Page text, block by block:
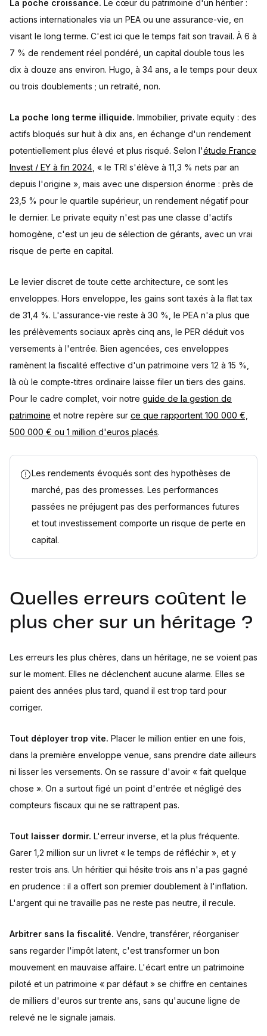
La poche croissance. Le cœur du patrimoine d'un héritier :
actions internationales via un PEA ou une assurance-vie, en
visant le long terme. C'est ici que le temps fait son travail. À 6 à
7 % de rendement réel pondéré, un capital double tous les
dix à douze ans environ. Hugo, à 34 ans, a le temps pour deux
ou trois doublements ; un retraité, non.
La poche long terme illiquide. Immobilier, private equity : des
actifs bloqués sur huit à dix ans, en échange d'un rendement
potentiellement plus élevé et plus risqué. Selon l'étude France
Invest / EY à fin 2024 , « le TRI s'élève à 11,3 % nets par an
depuis l'origine », mais avec une dispersion énorme : près de
23,5 % pour le quartile supérieur, un rendement négatif pour
le dernier. Le private equity n'est pas une classe d'actifs
homogène, c'est un jeu de sélection de gérants, avec un vrai
risque de perte en capital.
Le levier discret de toute cette architecture, ce sont les
enveloppes. Hors enveloppe, les gains sont taxés à la flat tax
de 31,4 %. L'assurance-vie reste à 30 %, le PEA n'a plus que
les prélèvements sociaux après cinq ans, le PER déduit vos
versements à l'entrée. Bien agencées, ces enveloppes
ramènent la fiscalité effective d'un patrimoine vers 12 à 15 %,
là où le compte-titres ordinaire laisse filer un tiers des gains.
Pour le cadre complet, voir notre guide de la gestion de
patrimoine et notre repère sur ce que rapportent 100 000 €,
500 000 € ou 1 million d'euros placés.
Les rendements évoqués sont des hypothèses de
marché, pas des promesses. Les performances
passées ne préjugent pas des performances futures
et tout investissement comporte un risque de perte en
capital.
Quelles erreurs coûtent le
plus cher sur un héritage ?
Les erreurs les plus chères, dans un héritage, ne se voient pas
sur le moment. Elles ne déclenchent aucune alarme. Elles se
paient des années plus tard, quand il est trop tard pour
corriger.
Tout déployer trop vite. Placer le million entier en une fois,
dans la première enveloppe venue, sans prendre date ailleurs
ni lisser les versements. On se rassure d'avoir « fait quelque
chose ». On a surtout figé un point d'entrée et négligé des
compteurs fiscaux qui ne se rattrapent pas.
Tout laisser dormir. L'erreur inverse, et la plus fréquente.
Garer 1,2 million sur un livret « le temps de réfléchir », et y
rester trois ans. Un héritier qui hésite trois ans n'a pas gagné
en prudence : il a offert son premier doublement à l'inflation.
L'argent qui ne travaille pas ne reste pas neutre, il recule.
Arbitrer sans la fiscalité. Vendre, transférer, réorganiser
sans regarder l'impôt latent, c'est transformer un bon
mouvement en mauvaise affaire. L'écart entre un patrimoine
piloté et un patrimoine « par défaut » se chiffre en centaines
de milliers d'euros sur trente ans, sans qu'aucune ligne de
relevé ne le signale jamais.